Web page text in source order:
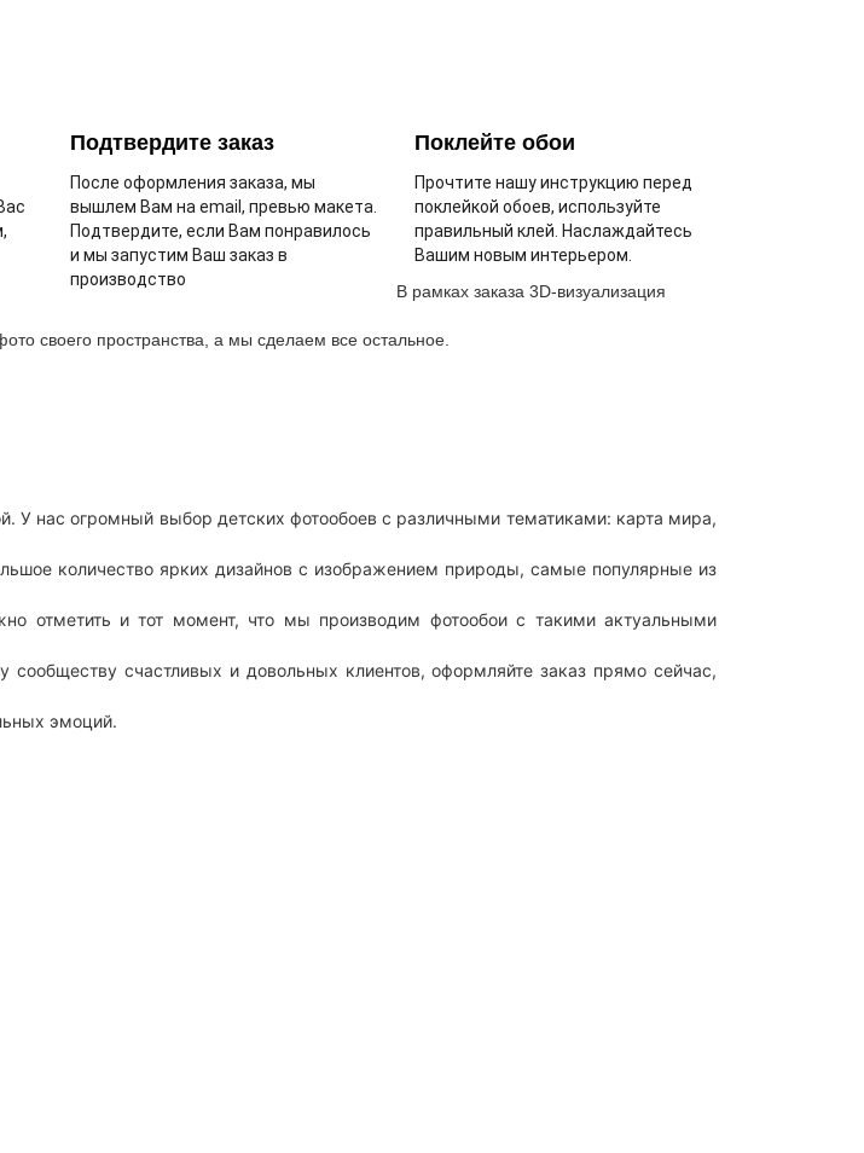
Подтвердите заказ
После оформления заказа, мы
вышлем Вам на email, превью макета.
Подтвердите, если Вам понравилось
и мы запустим Ваш заказ в
производство
Поклейте обои
Прочтите нашу инструкцию перед
поклейкой обоев, используйте
правильный клей. Наслаждайтесь
Вашим новым интерьером.
В рамках заказа 3D-визуализация
своего пространства, а мы сделаем все остальное.
У нас огромный выбор детских фотообоев с различными тематиками: карта мира,
количество ярких дизайнов с изображением природы, самые популярные из
отметить и тот момент, что мы производим фотообои с такими актуальными
сообществу счастливых и довольных клиентов, оформляйте заказ прямо сейчас,
эмоций.